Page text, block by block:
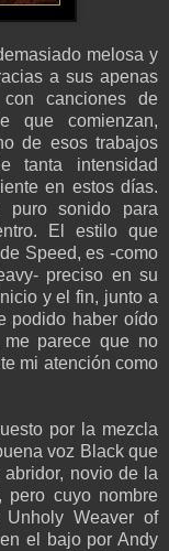
melosa y
a sus apenas
canciones de
que comienzan,
de esos trabajos
tanta intensidad
en estos días.
puro sonido para
El estilo que
Speed, es -como
preciso en su
y el fin, junto a
podido haber oído
parece que no
mi atención como
por la mezcla
voz Black que
novio de la
pero cuyo nombre
Weaver of
el bajo por Andy